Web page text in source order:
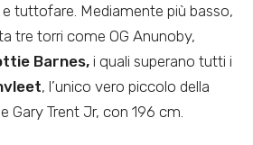
tuttofare. Mediamente più basso,
tre torri come OG Anunoby,
Barnes, i quali superano tutti i
, l’unico vero piccolo della
Gary Trent Jr, con 196 cm.